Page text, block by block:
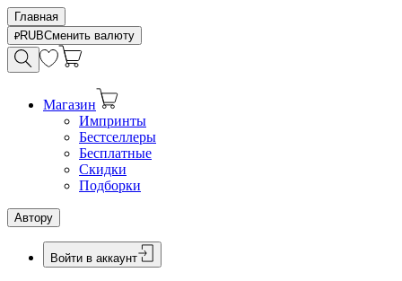
Главная
RUBСменить валюту
Магазин
Импринты
Бестселлеры
Бесплатные
Скидки
Подборки
Автору
Войти в аккаунт